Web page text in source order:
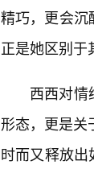
精巧，更会沉
正是她区别于
西西对情
形态，更是关
时而又释放